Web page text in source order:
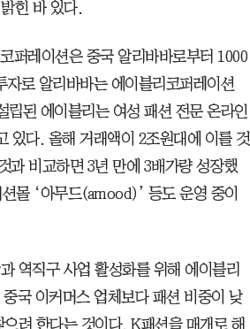
힌 바 있다.
퍼레이션은 중국 알리바바로부터 1000
로 알리바바는 에이블리코퍼레이션
된 에이블리는 여성 패션 전문 온라인
있다. 올해 거래액이 2조원대에 이를 것
과 비교하면 3년 만에 3배가량 성장했
몰 ‘아무드(amood)’ 등도 운영 중이
역직구 사업 활성화를 위해 에이블리
국 이커머스 업체보다 패션 비중이 낮
려 한다는 것이다. K패션을 매개로 해